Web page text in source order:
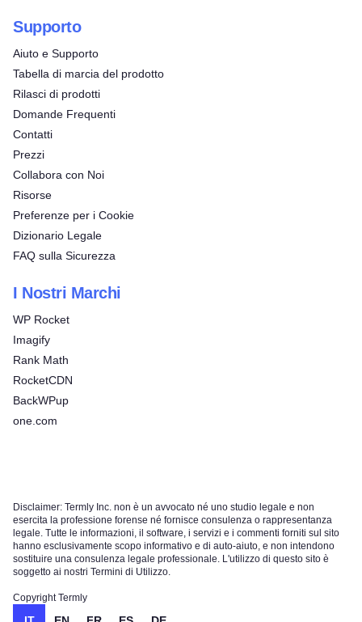
Supporto
Aiuto e Supporto
Tabella di marcia del prodotto
Rilasci di prodotti
Domande Frequenti
Contatti
Prezzi
Collabora con Noi
Risorse
Preferenze per i Cookie
Dizionario Legale
FAQ sulla Sicurezza
I Nostri Marchi
WP Rocket
Imagify
Rank Math
RocketCDN
BackWPup
one.com
Disclaimer: Termly Inc. non è un avvocato né uno studio legale e non
esercita la professione forense né fornisce consulenza o rappresentanza
legale. Tutte le informazioni, il software, i servizi e i commenti forniti sul sito
hanno esclusivamente scopo informativo e di auto-aiuto, e non intendono
sostituire una consulenza legale professionale. L'utilizzo di questo sito è
soggetto ai nostri Termini di Utilizzo.
Copyright Termly